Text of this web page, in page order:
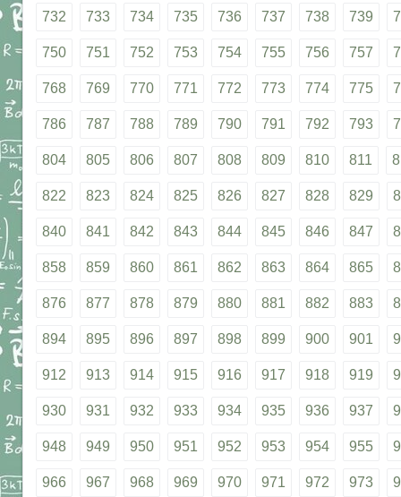
732 733 734 735 736 737 738 739
750 751 752 753 754 755 756 757
768 769 770 771 772 773 774 775
786 787 788 789 790 791 792 793
804 805 806 807 808 809 810 811
822 823 824 825 826 827 828 829
840 841 842 843 844 845 846 847
858 859 860 861 862 863 864 865
876 877 878 879 880 881 882 883
894 895 896 897 898 899 900 901
912 913 914 915 916 917 918 919
930 931 932 933 934 935 936 937
948 949 950 951 952 953 954 955
966 967 968 969 970 971 972 973